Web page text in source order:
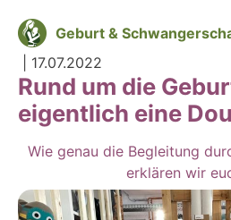
Geburt &
17.07.2022
Rund um die
eigentlich eine
Wie genau die Begleitung
erklären wir